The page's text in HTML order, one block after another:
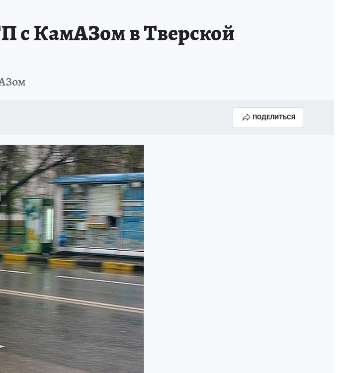
с КамАЗом в Тверской
ПОДЕЛИТЬСЯ